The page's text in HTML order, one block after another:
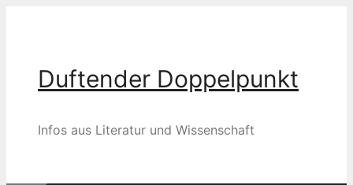
Duftender Doppelpunkt
Infos aus Literatur und Wissenschaft